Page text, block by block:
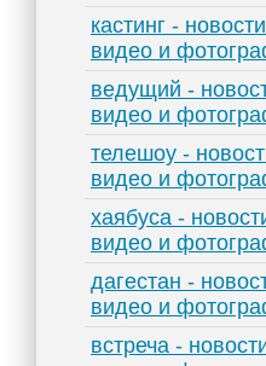
кастинг -
видео и
ведущий -
видео и
телешоу -
видео и
хаябуса -
видео и
дагестан -
видео и
встреча -